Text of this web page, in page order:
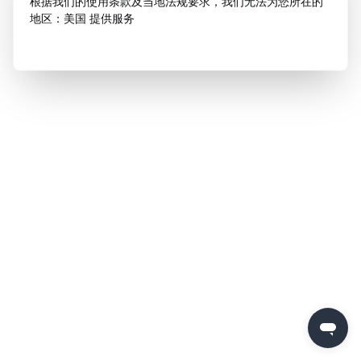
地区：美国 提供服务